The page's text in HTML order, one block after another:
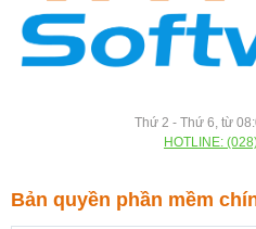
Thứ 2 - Thứ 6, từ
HOTLINE:
Bản quyền phần mềm